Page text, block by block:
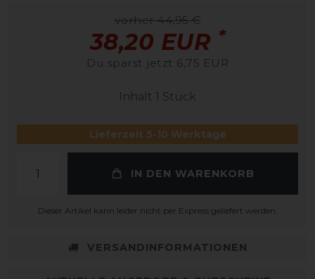
vorher 44,95 €
38,20 EUR *
Du sparst jetzt 6,75 EUR
Inhalt 1 Stück
Lieferzeit 5-10 Werktage
IN DEN WARENKORB
Dieser Artikel kann leider nicht per Express geliefert werden.
VERSANDINFORMATIONEN